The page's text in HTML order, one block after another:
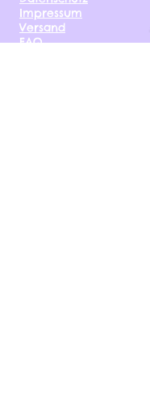
Impressum
Versand
FAQ